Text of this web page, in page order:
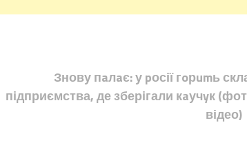
Знову пaлaє: у pосії гoрumь
підприємства, де зберігали кaучyк
відео)